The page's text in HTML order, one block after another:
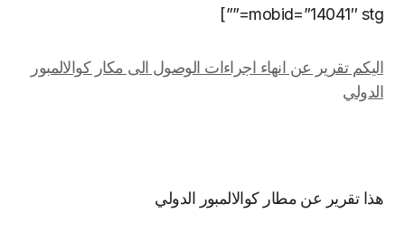
mobid=”14041″ stg=””]
اليكم تقرير عن انهاء اجراءات الوصول الى مكار كوالالمبور
الدولي
هذا تقرير عن مطار كوالالمبور الدولي